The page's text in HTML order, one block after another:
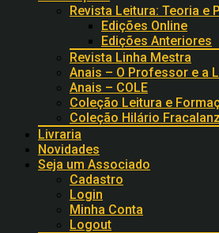
Revista Leitura: Teoria e
Edições Online
Edições Anteriores
Revista Linha Mestra
Anais – O Professor e a
Anais – COLE
Coleção Leitura e
Coleção Hilário
Livraria
Novidades
Seja um Associado
Cadastro
Login
Minha Conta
Logout